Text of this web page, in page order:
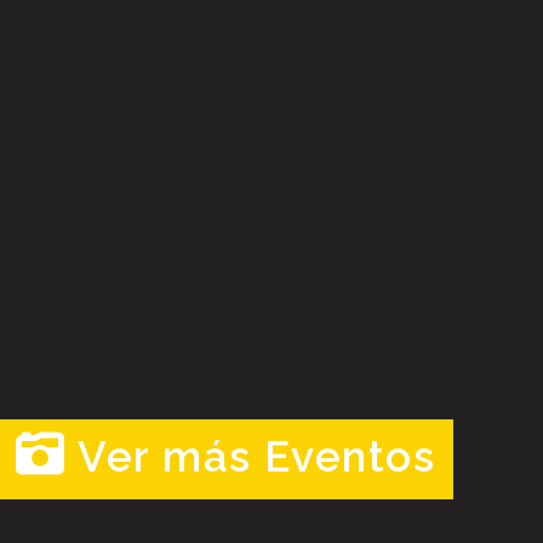
Ver más Eventos